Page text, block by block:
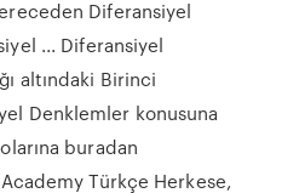
Diferansiyel
... Diferansiyel
altındaki Birinci
Denklemler konusuna
buradan
Türkçe Herkese,